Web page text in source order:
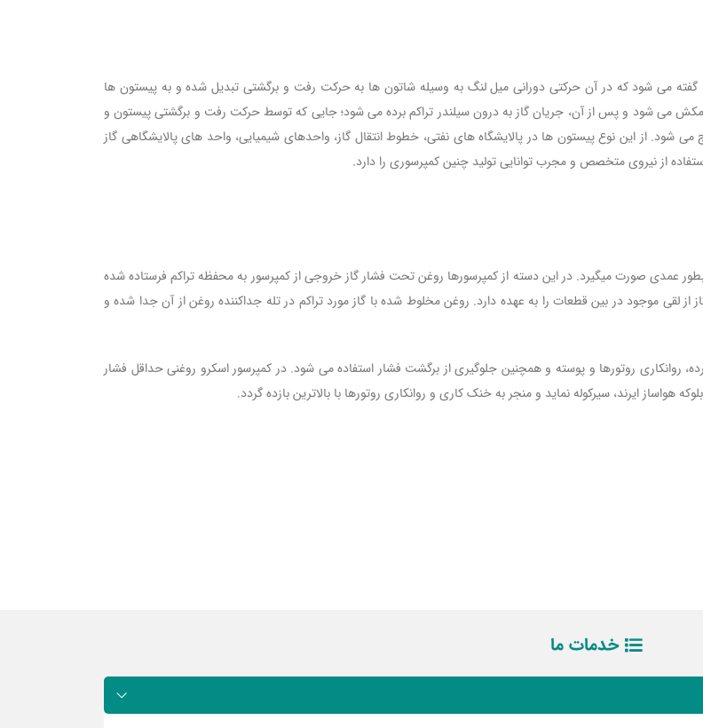
گفته می شود که در آن حرکتی دورانی میل لنگ به وسیله شاتون ها به حرکت رفت و برگشتی تبدیل شده و به پیستون ها
مکش می شود و پس از آن، جریان گاز به درون سیلندر تراکم برده می شود؛ جایی که توسط حرکت رفت و برگشتی پیستون و
از این نوع پیستون ها در پالایشگاه های نفتی، خطوط انتقال گاز، واحدهای شیمیایی، واحد های پالایشگاهی گاز
از نیروی متخصص و مجرب توانایی تولید چنین کمپرسوری را دارد.
بطور عمدی صورت میگیرد. در این دسته از کمپرسورها روغن تحت فشار گاز خروجی از کمپرسور به محفظه تراکم فرستاده شده
لقی موجود در بین قطعات را به عهده دارد. روغن مخلوط شده با گاز مورد تراکم در تله جداکننده روغن از آن جدا شده و
روانکاری روتورها و پوسته و همچنین جلوگیری از برگشت فشار استفاده می شود. در کمپرسور اسکرو روغنی حداقل فشار
خدمات ما